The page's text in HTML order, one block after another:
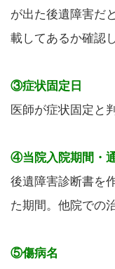
が出た後遺障害だ
載してあるか確認
③症状固定日
医師が症状固定と
④当院入院期間・
後遺障害診断書を
た期間。他院での
⑤傷病名